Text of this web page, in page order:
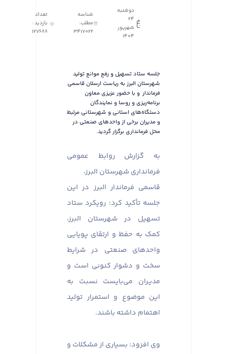
دوشنبه
24
شهریور
1404
شناسه
مطلب:
3417022
تعداد
بازدید :
127688
جلسه ستاد تسهیل و رفع موانع تولید
شهرستان البرز به ریاست ارسلان قاسمی
فرماندار و با حضور عزیزی معاون
برنامه‌ریزی و روسا و نمایندگان
دستگاه‌های استانی و شهرستانی مرتبط
و مدیران برخی از واحدهای صنعتی در
محل فرمانداری برگزار گردید.
به گزارش روابط عمومی
فرمانداری شهرستان البرز،
قاسمی فرماندار البرز در این
جلسه تأکید کرد: رویکرد ستاد
تسهیل در شهرستان البرز،
کمک به حفظ و ارتقای پویایی
واحدهای صنعتی در شرایط
سخت و دشوار کنونی است و
مدیران می‌بایست نسبت به
این موضوع و استمرار تولید
اهتمام داشته باشند.
وی افزود: بسیاری از مشکلات و